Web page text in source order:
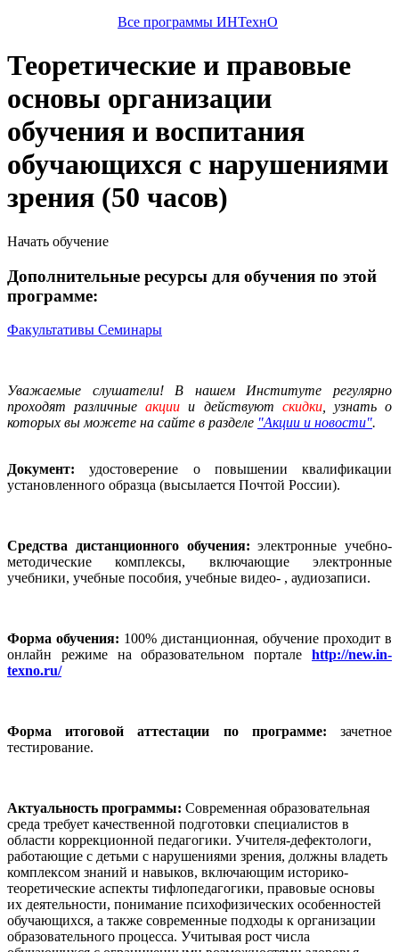
Все программы ИНТехнО
Теоретические и правовые
основы организации
обучения и воспитания
обучающихся с нарушениями
зрения (50 часов)
Начать обучение
Дополнительные ресурсы для обучения по этой
программе:
Факультативы Семинары
Уважаемые слушатели! В нашем Институте регулярно
проходят различныеакции и действуют скидки, узнать о
которых вы можете на сайте в разделе "Акции и новости".
Документ: удостоверение о повышении квалификации
установленного образца (высылается Почтой России).
Средства дистанционного обучения: электронные учебно-
методические комплексы, включающие электронные
учебники, учебные пособия, учебные видео- , аудиозаписи.
Форма обучения: 100% дистанционная, обучение проходит в
онлайн режиме на образовательном портале http://new.in-
texno.ru/
Форма итоговой аттестации по программе: зачетное
тестирование.
Актуальность программы: Современная образовательная
среда требует качественной подготовки специалистов в
области коррекционной педагогики. Учителя-дефектологи,
работающие с детьми с нарушениями зрения, должны владеть
комплексом знаний и навыков, включающим историко-
теоретические аспекты тифлопедагогики, правовые основы
их деятельности, понимание психофизических особенностей
обучающихся, а также современные подходы к организации
образовательного процесса. Учитывая рост числа